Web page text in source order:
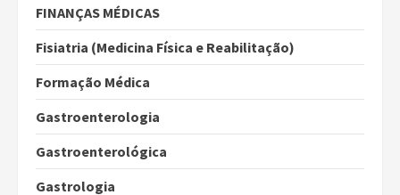
FINANÇAS MÉDICAS
Fisiatria (Medicina Física e Reabilitação)
Formação Médica
Gastroenterologia
Gastroenterológica
Gastrologia